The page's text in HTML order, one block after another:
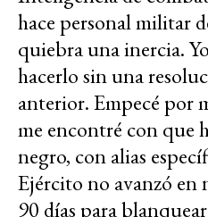
hace personal militar
quiebra una inercia.
hacerlo sin una
anterior. Empecé por
me encontré con que
negro, con alias
Ejército no avanzó en
90 días para